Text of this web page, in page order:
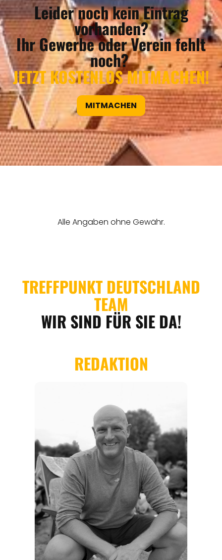
Leider noch kein Eintrag
vorhanden?
Ihr Gewerbe oder Verein fehlt
noch?
JETZT KOSTENLOS MITMACHEN!
MITMACHEN